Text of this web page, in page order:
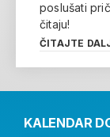
poslušati
čitaju!
ČITAJTE
KALENDAR